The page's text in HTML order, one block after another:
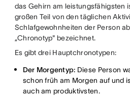
das Gehirn am leistungsfähigsten
großen Teil von den täglichen
Schlafgewohnheiten der Person
„Chronotyp" bezeichnet.
Es gibt drei Hauptchronotypen:
Der Morgentyp: Diese Person
schon früh am Morgen auf und
auch am produktivsten.